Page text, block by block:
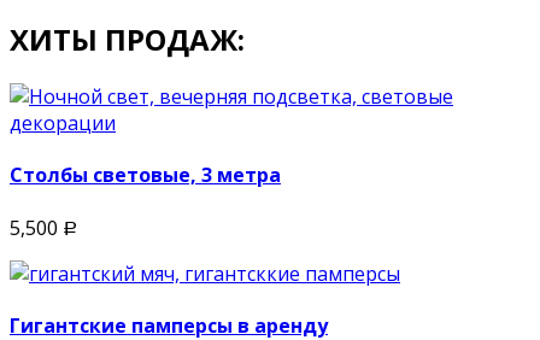
ХИТЫ ПРОДАЖ:
Столбы световые, 3 метра
5,500 Р
Гигантские памперсы в аренду